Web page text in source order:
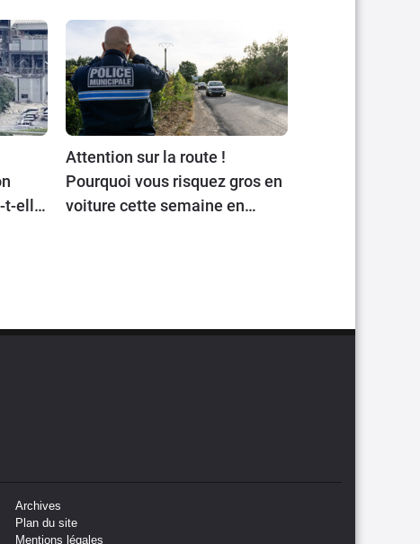
t-elle
Attention sur la route !
Pourquoi vous risquez gros en
voiture cette semaine en
Archives
Plan du site
Mentions légales